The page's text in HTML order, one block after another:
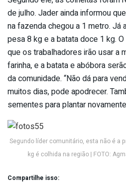
de julho. Jader ainda informou
na fazenda chegou a 1 metro. Já
pesa 8 kg e a batata doce 1 kg.
que os trabalhadores irão usar a
farinha, e a batata e abóbora
da comunidade. “Não dá para
muitos dias, pode apodrecer.
sementes para plantar
Segundo líder comunitário, esta não é a
kg é colhida na região | FOTO:
Compartilhe isso: